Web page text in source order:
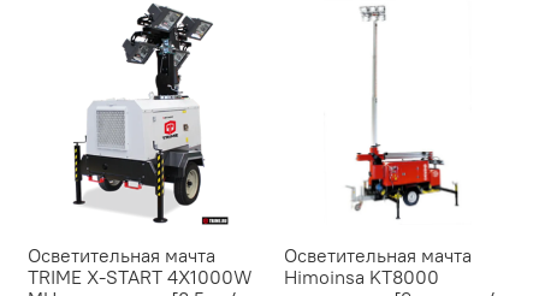
Осветительная мачта
TRIME X-START 4X1000W
Осветительная мачта
Himoinsa KT8000